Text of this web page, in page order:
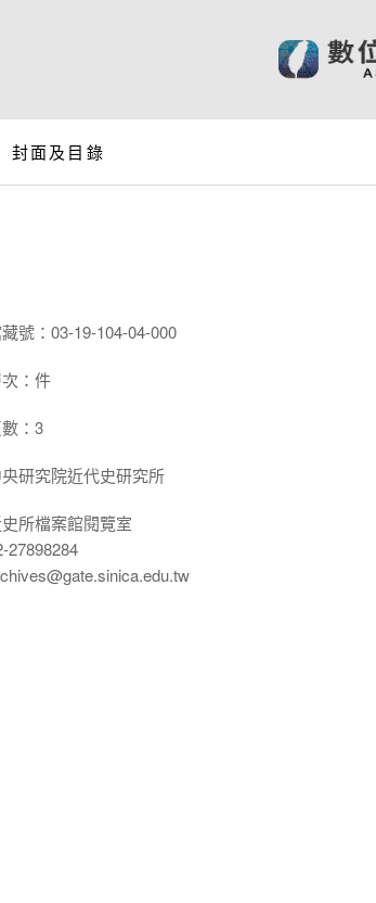
封面及目錄
號：03-19-104-04-000
：件
：3
研究院近代史研究所
所檔案館閱覽室
27898284